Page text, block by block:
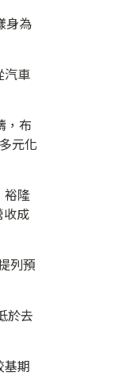
身為
汽車
，布
元化
裕隆
收成
列預
於去
基期